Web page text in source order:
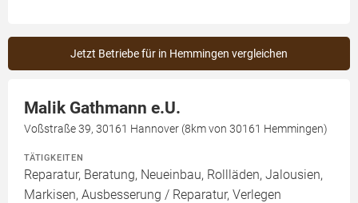
Jetzt Betriebe für in Hemmingen vergleichen
Malik Gathmann e.U.
Voßstraße 39, 30161 Hannover (8km von 30161 Hemmingen)
TÄTIGKEITEN
Reparatur, Beratung, Neueinbau, Rollläden, Jalousien,
Markisen, Ausbesserung / Reparatur, Verlegen